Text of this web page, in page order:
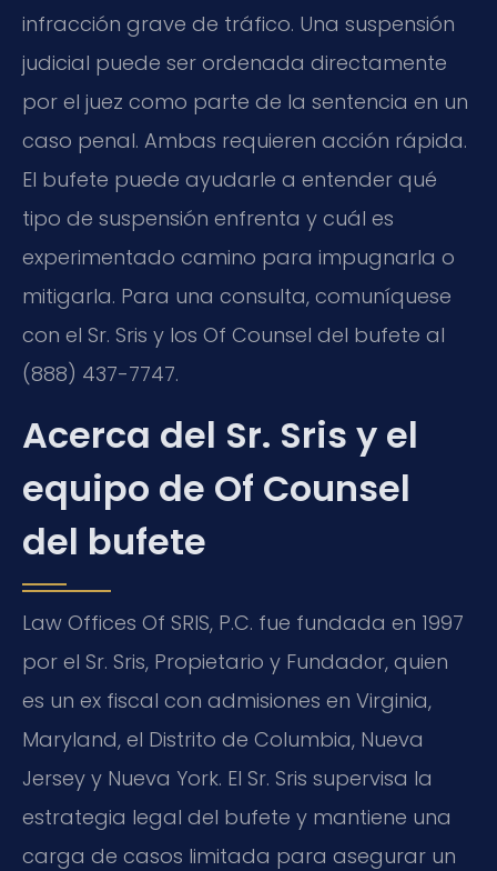
infracción grave de tráfico. Una suspensión
judicial puede ser ordenada directamente
por el juez como parte de la sentencia en un
caso penal. Ambas requieren acción rápida.
El bufete puede ayudarle a entender qué
tipo de suspensión enfrenta y cuál es
experimentado camino para impugnarla o
mitigarla. Para una consulta, comuníquese
con el Sr. Sris y los Of Counsel del bufete al
(888) 437-7747.
Acerca del Sr. Sris y el
equipo de Of Counsel
del bufete
Law Offices Of SRIS, P.C. fue fundada en 1997
por el Sr. Sris, Propietario y Fundador, quien
es un ex fiscal con admisiones en Virginia,
Maryland, el Distrito de Columbia, Nueva
Jersey y Nueva York. El Sr. Sris supervisa la
estrategia legal del bufete y mantiene una
carga de casos limitada para asegurar un